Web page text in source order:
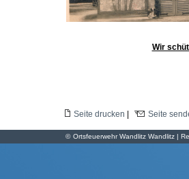
Wir
Seite drucken Seite
© Ortsfeuerwehr Wandlitz Wandlitz |